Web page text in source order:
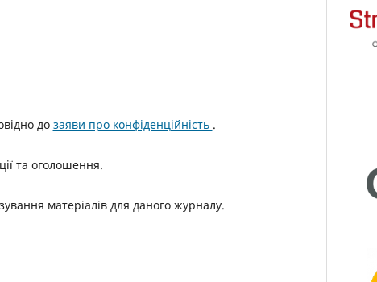
до заяви про конфіденційність .
та оголошення.
матеріалів для даного журналу.